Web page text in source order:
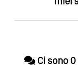
Ci sono